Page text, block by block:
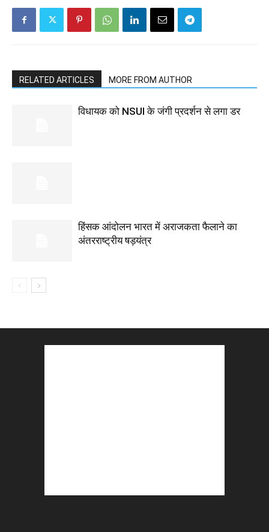
RELATED ARTICLES MORE FROM AUTHOR
विधायक को NSUI के जंगी प्रदर्शन से लगा डर
हिंसक आंदोलन भारत में अराजकता फैलाने का
अंतरराष्ट्रीय षड़यंत्र